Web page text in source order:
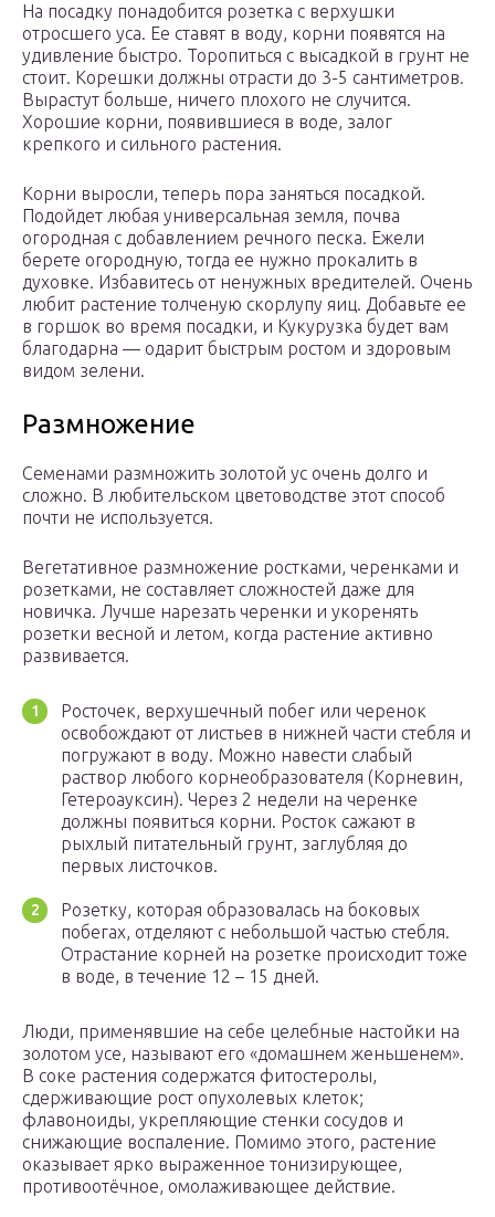
На посадку понадобится розетка с верхушки
отросшего уса. Ее ставят в воду, корни появятся на
удивление быстро. Торопиться с высадкой в грунт не
стоит. Корешки должны отрасти до 3-5 сантиметров.
Вырастут больше, ничего плохого не случится.
Хорошие корни, появившиеся в воде, залог
крепкого и сильного растения.
Корни выросли, теперь пора заняться посадкой.
Подойдет любая универсальная земля, почва
огородная с добавлением речного песка. Ежели
берете огородную, тогда ее нужно прокалить в
духовке. Избавитесь от ненужных вредителей. Очень
любит растение толченую скорлупу яиц. Добавьте ее
в горшок во время посадки, и Кукурузка будет вам
благодарна — одарит быстрым ростом и здоровым
видом зелени.
Размножение
Семенами размножить золотой ус очень долго и
сложно. В любительском цветоводстве этот способ
почти не используется.
Вегетативное размножение ростками, черенками и
розетками, не составляет сложностей даже для
новичка. Лучше нарезать черенки и укоренять
розетки весной и летом, когда растение активно
развивается.
Росточек, верхушечный побег или черенок
освобождают от листьев в нижней части стебля и
погружают в воду. Можно навести слабый
раствор любого корнеобразователя (Корневин,
Гетероауксин). Через 2 недели на черенке
должны появиться корни. Росток сажают в
рыхлый питательный грунт, заглубляя до
первых листочков.
Розетку, которая образовалась на боковых
побегах, отделяют с небольшой частью стебля.
Отрастание корней на розетке происходит тоже
в воде, в течение 12 – 15 дней.
Люди, применявшие на себе целебные настойки на
золотом усе, называют его «домашнем женьшенем».
В соке растения содержатся фитостеролы,
сдерживающие рост опухолевых клеток;
флавоноиды, укрепляющие стенки сосудов и
снижающие воспаление. Помимо этого, растение
оказывает ярко выраженное тонизирующее,
противоотёчное, омолаживающее действие.